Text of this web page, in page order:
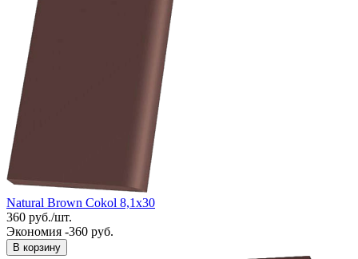
Natural Brown Cokol 8,1x30
360 руб./шт.
Экономия -360 руб.
В корзину